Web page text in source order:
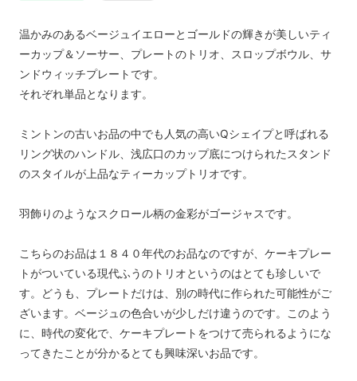
温かみのあるベージュイエローとゴールドの輝きが美しいティ
ーカップ＆ソーサー、プレートのトリオ、スロップボウル、サ
ンドウィッチプレートです。
それぞれ単品となります。
ミントンの古いお品の中でも人気の高いQシェイプと呼ばれる
リング状のハンドル、浅広口のカップ底につけられたスタンド
のスタイルが上品なティーカップトリオです。
羽飾りのようなスクロール柄の金彩がゴージャスです。
こちらのお品は１８４０年代のお品なのですが、ケーキプレー
トがついている現代ふうのトリオというのはとても珍しいで
す。どうも、プレートだけは、別の時代に作られた可能性がご
ざいます。ベージュの色合いが少しだけ違うのです。このよう
に、時代の変化で、ケーキプレートをつけて売られるようにな
ってきたことが分かるとても興味深いお品です。